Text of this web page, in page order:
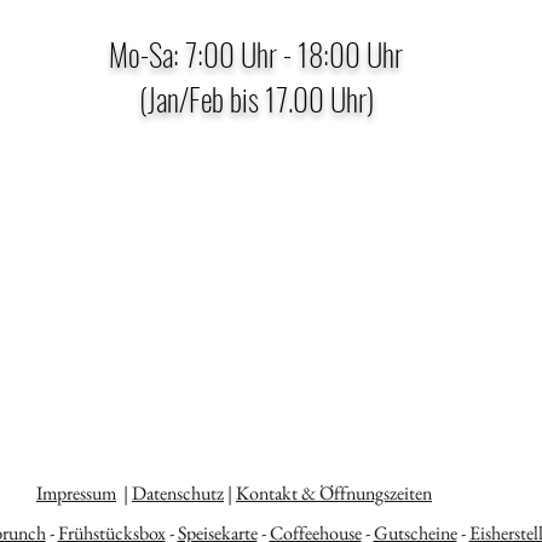
Mo-Sa: 7:00 Uhr - 18:00 Uhr
(Jan/Feb bis 17.00 Uhr)
Impressum |Datenschutz|Kontakt & Öffnungszeiten
-Frühstücksbox-Speisekarte-Coffeehouse-Gutscheine-